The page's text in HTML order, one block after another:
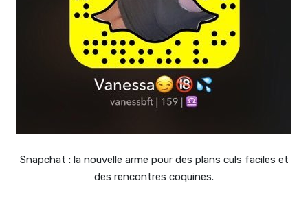
Snapchat : la nouvelle arme pour des plans culs faciles et
des rencontres coquines.